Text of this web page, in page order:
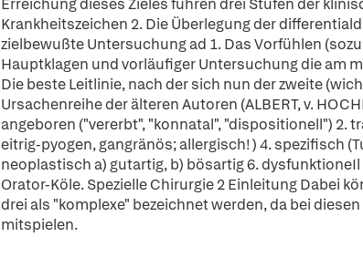
Erreichung dieses Zieles führen drei Stufen der
Krankheitszeichen 2. Die Überlegung der
zielbewußte Untersuchung ad 1. Das Vorfühlen
Hauptklagen und vorläufiger Untersuchung die am
Die beste Leitlinie, nach der sich nun der zweite
Ursachenreihe der älteren Autoren (ALBERT, v.
angeboren ("vererbt", "konnatal", "dispositionell") 2.
eitrig-pyogen, gangränös; allergisch! ) 4. spezifisch
neoplastisch a) gutartig, b) bösartig 6.
Orator-Köle. Spezielle Chirurgie 2 Einleitung Dabei
drei als "komplexe" bezeichnet werden, da bei
mitspielen.